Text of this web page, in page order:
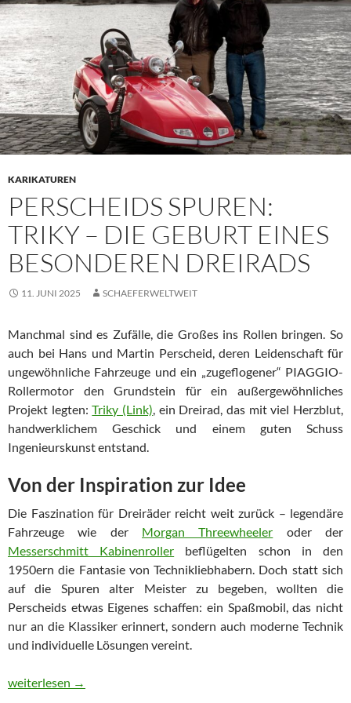
KARIKATUREN
PERSCHEIDS SPUREN:
TRIKY – DIE GEBURT EINES
BESONDEREN DREIRADS
11. JUNI 2025 SCHAEFERWELTWEIT
Manchmal sind es Zufälle, die Großes ins Rollen bringen. So
auch bei Hans und Martin Perscheid, deren Leidenschaft für
ungewöhnliche Fahrzeuge und ein „zugeflogener“ PIAGGIO-
Rollermotor den Grundstein für ein außergewöhnliches
Projekt legten:Triky (Link), ein Dreirad, das mit viel Herzblut,
handwerklichem Geschick und einem guten Schuss
Ingenieurskunst entstand.
Von der Inspiration zur Idee
Die Faszination für Dreiräder reicht weit zurück – legendäre
Fahrzeuge wie der Morgan Threewheeler oder der
Messerschmitt Kabinenroller beflügelten schon in den
1950ern die Fantasie von Technikliebhabern. Doch statt sich
auf die Spuren alter Meister zu begeben, wollten die
Perscheids etwas Eigenes schaffen: ein Spaßmobil, das nicht
nur an die Klassiker erinnert, sondern auch moderne Technik
und individuelle Lösungen vereint.
Perscheids Spuren: Triky – Die Geburt eines besonderen
weiterlesen →